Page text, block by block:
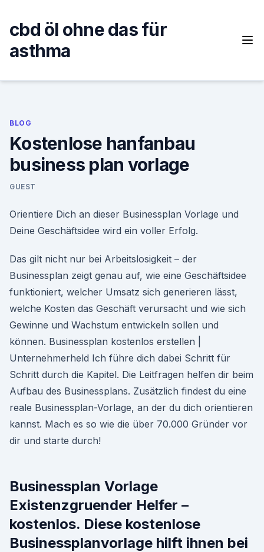
content
cbd öl ohne das für
asthma
BLOG
Kostenlose hanfanbau
business plan vorlage
GUEST
Orientiere Dich an dieser Businessplan Vorlage und
Deine Geschäftsidee wird ein voller Erfolg.
Das gilt nicht nur bei Arbeitslosigkeit – der
Businessplan zeigt genau auf, wie eine Geschäftsidee
funktioniert, welcher Umsatz sich generieren lässt,
welche Kosten das Geschäft verursacht und wie sich
Gewinne und Wachstum entwickeln sollen und
können. Businessplan kostenlos erstellen |
Unternehmerheld Ich führe dich dabei Schritt für
Schritt durch die Kapitel. Die Leitfragen helfen dir beim
Aufbau des Businessplans. Zusätzlich findest du eine
reale Businessplan-Vorlage, an der du dich orientieren
kannst. Mach es so wie die über 70.000 Gründer vor
dir und starte durch!
Businessplan Vorlage
Existenzgruender Helfer –
kostenlos. Diese kostenlose
Businessplanvorlage hilft ihnen bei